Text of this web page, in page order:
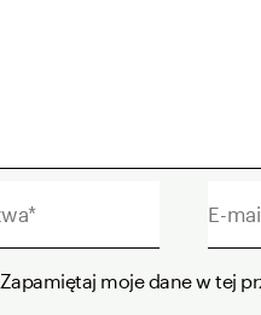
Zapamiętaj moje dane w tej